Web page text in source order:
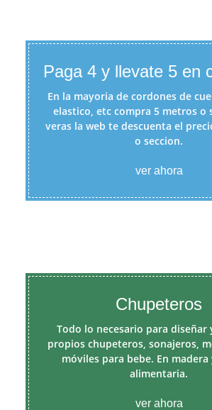
Paga 4 y llevate 5 en
En la mayoria de cordones de
elastico, etc compra 5 metros o
veras la web te descuenta el
o seccion.
ver ahora
Chupeteros
Todo lo necesario para diseñar
propios chupeteros, sonajeros,
móviles para bebe. En madera
alimentaria.
ver ahora